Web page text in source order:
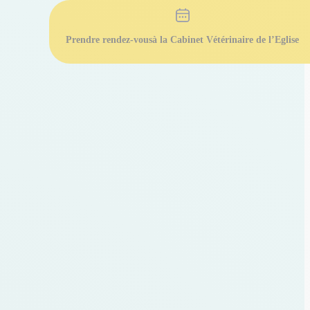
Prendre rendez-vousà la Cabinet Vétérinaire de l’Eglise